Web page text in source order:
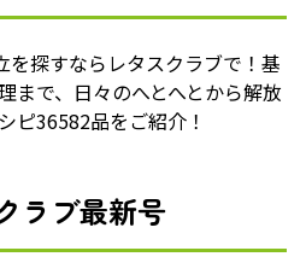
探すならレタスクラブで！基
まで、日々のへとへとから解放
ピ36582品をご紹介！
ラブ最新号